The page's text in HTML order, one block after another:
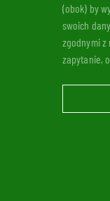
(obok) by
swoich
zgodnymi
zapytanie,